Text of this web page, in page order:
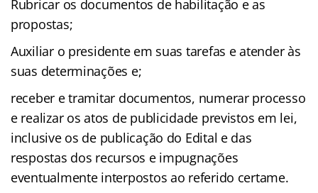
Rubricar os documentos de habilitação e as
propostas;
Auxiliar o presidente em suas tarefas e atender às
suas determinações e;
receber e tramitar documentos, numerar processo
e realizar os atos de publicidade previstos em lei,
inclusive os de publicação do Edital e das
respostas dos recursos e impugnações
eventualmente interpostos ao referido certame.